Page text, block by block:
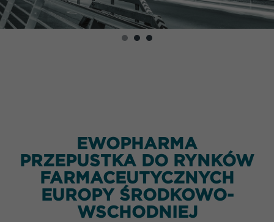
EWOPHARMA
PRZEPUSTKA DO RYNKÓW
FARMACEUTYCZNYCH
EUROPY ŚRODKOWO-
WSCHODNIEJ